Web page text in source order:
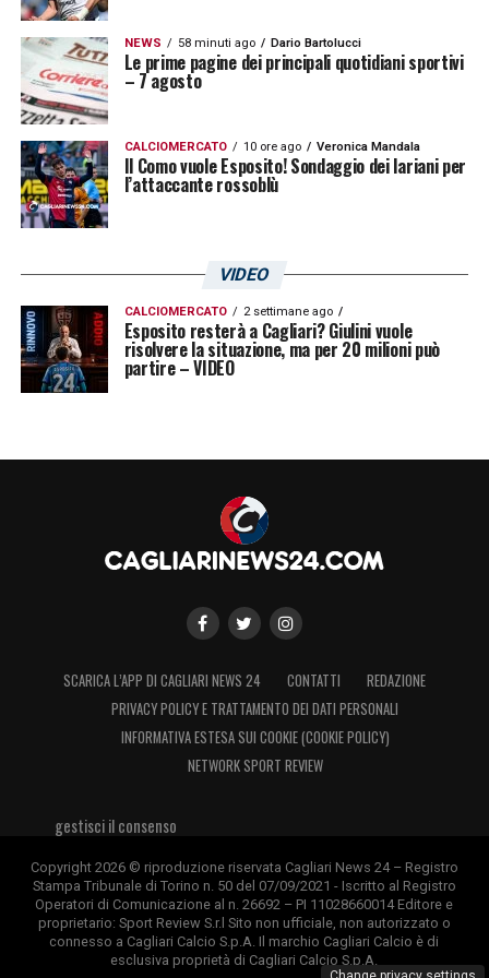
NEWS 58 minuti ago Dario Bartolucci
Le prime pagine dei principali quotidiani sportivi
– 7 agosto
CALCIOMERCATO 10 ore ago Veronica Mandala
Il Como vuole Esposito! Sondaggio dei lariani per
l’attaccante rossoblù
VIDEO
CALCIOMERCATO 2 settimane ago
Esposito resterà a Cagliari? Giulini vuole
risolvere la situazione, ma per 20 milioni può
partire – VIDEO
SCARICA L’APP DI CAGLIARI NEWS 24 CONTATTI
REDAZIONE
PRIVACY POLICY E TRATTAMENTO DEI DATI PERSONALI
INFORMATIVA ESTESA SUI COOKIE (COOKIE POLICY)
NETWORK SPORT REVIEW
gestisci il consenso
Copyright 2026 © riproduzione riservata Cagliari News 24 – Registro
Stampa Tribunale di Torino n. 50 del 07/09/2021 - Iscritto al Registro
Operatori di Comunicazione al n. 26692 – PI 11028660014 Editore e
proprietario: Sport Review S.r.l Sito non ufficiale, non autorizzato o
connesso a Cagliari Calcio S.p.A. Il marchio Cagliari Calcio è di
esclusiva proprietà di Cagliari Calcio S.p.A.